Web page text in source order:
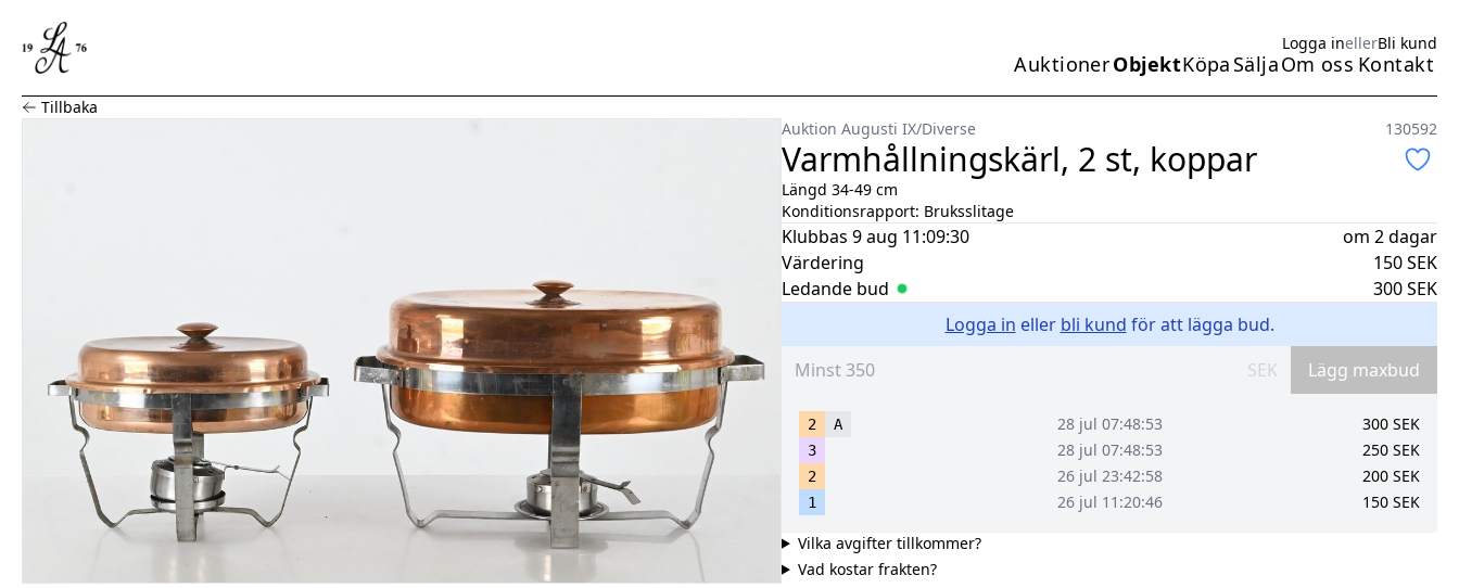
Logga inellerBli kund
Huvudmeny
AuktionerObjektKöpa SäljaOm oss Kontakt
Varmhållningskärl, 2 st, koppar
Tillbaka
Auktion Augusti IX/Diverse 130592
Varmhållningskärl, 2 st, koppar
Längd 34-49 cm
Konditionsrapport: Bruksslitage
Klubbas 9 aug 11:09:30
om 2 dagar
Värdering
150SEK
Ledande bud
300SEK
Logga in eller bli kund för att lägga bud.
SEK
Lägg maxbud
2 A 28 jul 07:48:53 300 SEK
3 28 jul 07:48:53 250 SEK
2 26 jul 23:42:58 200 SEK
1 26 jul 11:20:46 150 SEK
Vilka avgifter tillkommer?
Vad kostar frakten?